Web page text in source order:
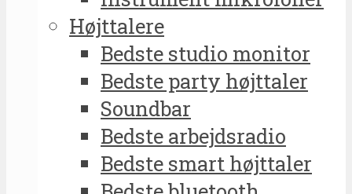
Højttalere
Bedste studio monitor
Bedste party højttaler
Soundbar
Bedste arbejdsradio
Bedste smart højttaler